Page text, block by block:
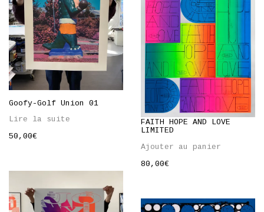
Goofy-Golf Union 01
Lire la suite
50,00€
FAITH HOPE AND LOVE
LIMITED
Ajouter au panier
80,00€